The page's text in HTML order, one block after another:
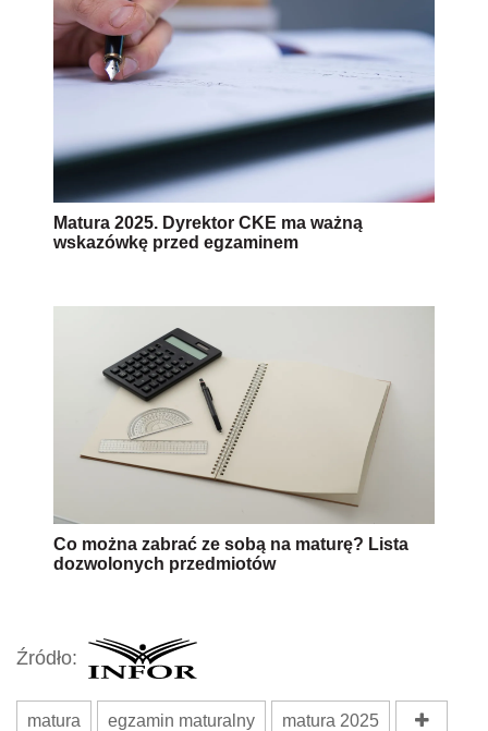
Matura 2025. Dyrektor CKE ma ważną
wskazówkę przed egzaminem
Co można zabrać ze sobą na maturę? Lista
dozwolonych przedmiotów
Źródło:
matura egzamin maturalny matura 2025